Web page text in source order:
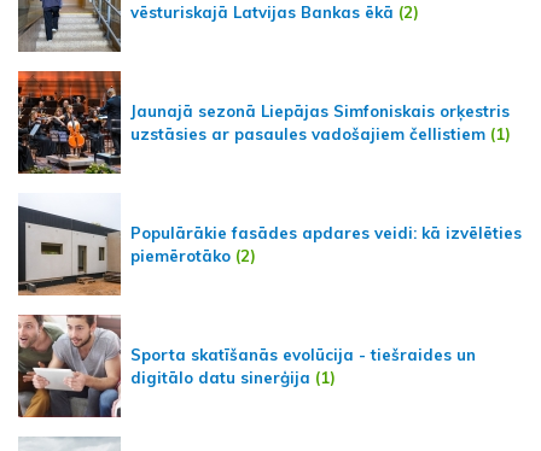
vēsturiskajā Latvijas Bankas ēkā (2)
Jaunajā sezonā Liepājas Simfoniskais orķestris
uzstāsies ar pasaules vadošajiem čellistiem (1)
Populārākie fasādes apdares veidi: kā izvēlēties
piemērotāko (2)
Sporta skatīšanās evolūcija - tiešraides un
digitālo datu sinerģija (1)